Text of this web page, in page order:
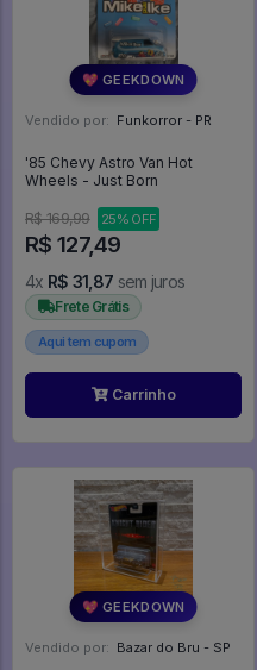
💖 GEEKDOWN
Vendido por: Funkorror - PR
'85 Chevy Astro Van Hot
Wheels - Just Born
R$ 169,99 25% OFF
R$ 127,49
4x R$ 31,87 sem juros
Frete Grátis
Aqui tem cupom
Carrinho
💖 GEEKDOWN
Vendido por: Bazar do Bru - SP